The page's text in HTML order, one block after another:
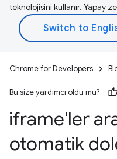
teknolojisini kullanır. Yapay
Chrome for Developers
Bu size yardımcı oldu mu?
iframe'ler
otomatik